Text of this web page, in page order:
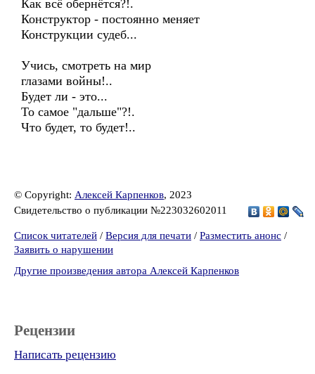
Как всё обернётся?!.
Конструктор - постоянно меняет
Конструкции судеб...
Учись, смотреть на мир
глазами войны!..
Будет ли - это...
То самое "дальше"?!.
Что будет, то будет!..
© Copyright: Алексей Карпенков, 2023
Свидетельство о публикации №223032602011
Список читателей / Версия для печати / Разместить анонс /
Заявить о нарушении
Другие произведения автора Алексей Карпенков
Рецензии
Написать рецензию